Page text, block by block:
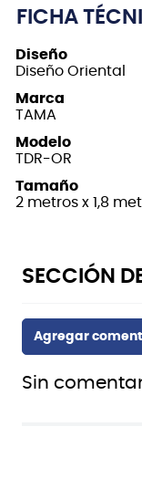
FICHA
Diseño
Diseño Oriental
Marca
TAMA
Modelo
TDR-OR
Tamaño
2 metros x 1,8
Sin